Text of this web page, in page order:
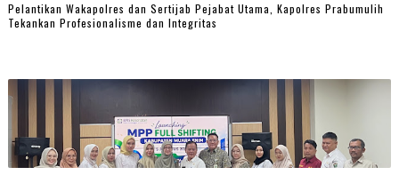
Pelantikan Wakapolres dan Sertijab Pejabat Utama, Kapolres Prabumulih
Tekankan Profesionalisme dan Integritas